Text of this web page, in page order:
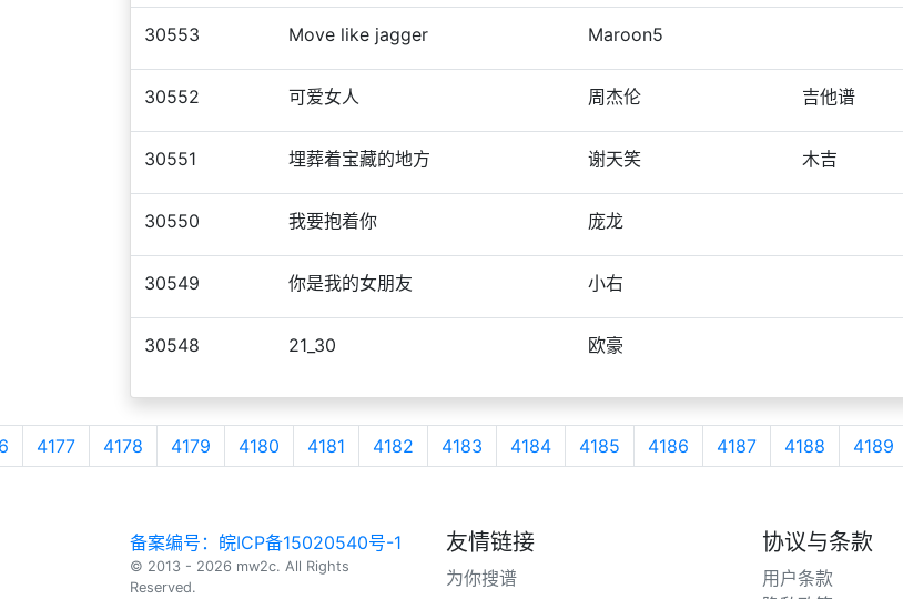
30553 Move like jagger Maroon5
30552 可爱女人 周杰伦 吉他谱
30551 埋葬着宝藏的地方 谢天笑 木吉
30550 我要抱着你 庞龙
30549 你是我的女朋友 小右
30548 21_30 欧豪
4177 4178 4179 4180 4181 4182 4183 4184 4185 4186 4187 4188 4189
备案编号：皖ICP备15020540号-1
© 2013 - 2026 mw2c. All Rights
Reserved.
友情链接
为你搜谱
协议与条款
用户条款